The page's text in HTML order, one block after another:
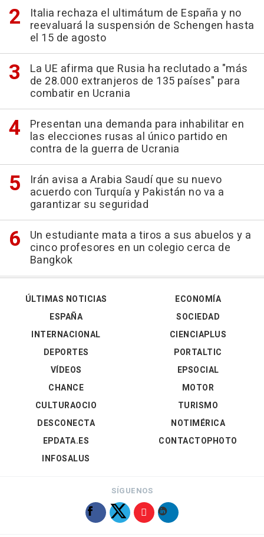
Italia rechaza el ultimátum de España y no
reevaluará la suspensión de Schengen hasta
el 15 de agosto
La UE afirma que Rusia ha reclutado a "más
de 28.000 extranjeros de 135 países" para
combatir en Ucrania
Presentan una demanda para inhabilitar en
las elecciones rusas al único partido en
contra de la guerra de Ucrania
Irán avisa a Arabia Saudí que su nuevo
acuerdo con Turquía y Pakistán no va a
garantizar su seguridad
Un estudiante mata a tiros a sus abuelos y a
cinco profesores en un colegio cerca de
Bangkok
ÚLTIMAS NOTICIAS
ESPAÑA
INTERNACIONAL
DEPORTES
VÍDEOS
ECONOMÍA
SOCIEDAD
CIENCIAPLUS
PORTALTIC
EPSOCIAL
CHANCE
CULTURAOCIO
DESCONECTA
EPDATA.ES
INFOSALUS
MOTOR
TURISMO
NOTIMÉRICA
CONTACTOPHOTO
SÍGUENOS